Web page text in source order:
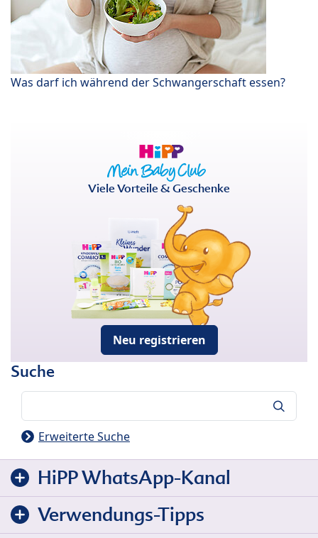
Was darf ich während der Schwangerschaft essen?
Viele Vorteile & Geschenke
Neu registrieren
Suche
Erweiterte Suche
HiPP WhatsApp-Kanal
Verwendungs-Tipps